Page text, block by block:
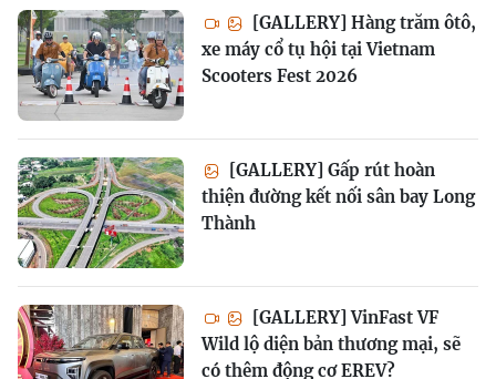
[GALLERY] Hàng trăm ôtô,
xe máy cổ tụ hội tại Vietnam
Scooters Fest 2026
[GALLERY] Gấp rút hoàn
thiện đường kết nối sân bay Long
Thành
[GALLERY] VinFast VF
Wild lộ diện bản thương mại, sẽ
có thêm động cơ EREV?